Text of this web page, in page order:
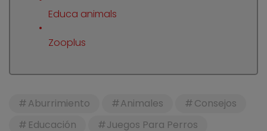
Educa animals
Zooplus
Aburrimiento Animales
Consejos
Educación
Juegos Para Perros